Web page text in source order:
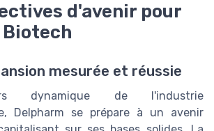
d'avenir pour
mesurée et réussie
dynamique de l'industrie
Delpharm se prépare à un avenir